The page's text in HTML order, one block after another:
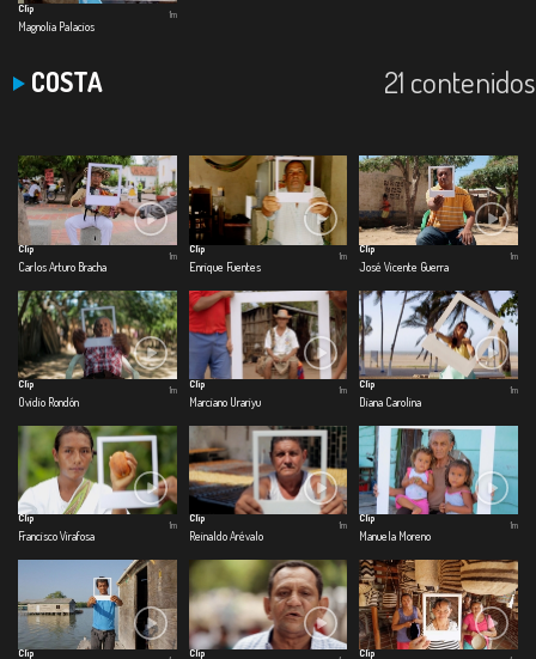
Clip
Magnolia Palacios
1m
COSTA 21 contenidos
Clip
Carlos Arturo Bracha
1m
Clip
Enrique Fuentes
1m
Clip
José Vicente Guerra
1m
Clip
Ovidio Rondón
1m
Clip
Marciano Urariyu
1m
Clip
Diana Carolina
1m
Clip
Francisco Virafosa
1m
Clip
Reinaldo Arévalo
1m
Clip
Manuela Moreno
1m
Clip Clip Clip